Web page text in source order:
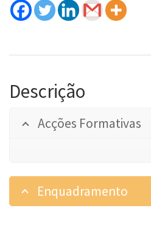
Descrição
Acções Formativas
Enquadramento